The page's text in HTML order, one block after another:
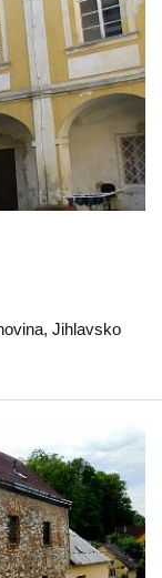
, Jihlavsko